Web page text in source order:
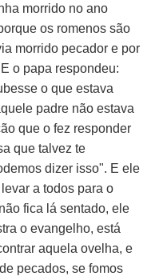
morrido no ano
os romenos são
morrido pecador e por
o papa respondeu:
o que estava
padre não estava
que o fez responder
que talvez te
dizer isso". E ele
a todos para o
fica lá sentado, ele
o evangelho, está
aquela ovelha, e
pecados, se fomos